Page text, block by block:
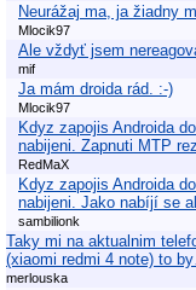
Neurážaj ma, ja žiadny
Mlocik97
Ale vždyť jsem
mif
Ja mám droida rád. :-)
Mlocik97
Kdyz zapojis Androida
nabijeni. Zapnuti MTP
RedMaX
Kdyz zapojis Androida
nabijeni. Jako nabíjí se
sambilionk
Taky mi na aktualnim
(xiaomi redmi 4 note) to
merlouska